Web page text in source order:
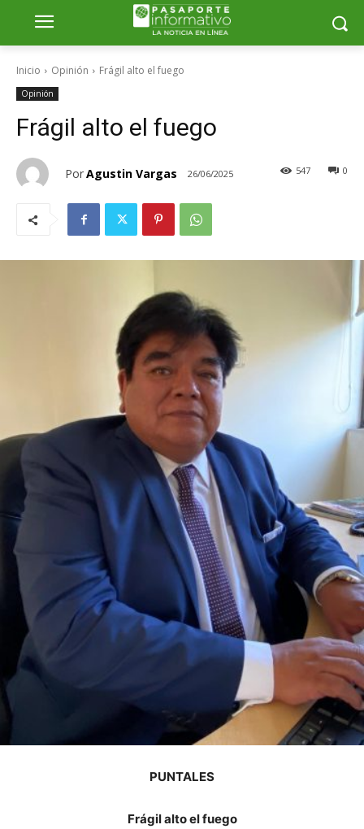
Inicio Opinión Frágil alto el fuego
Opinión
Frágil alto el fuego
PorAgustin Vargas 26/06/2025 0
547
PUNTALES
Frágil alto el fuego